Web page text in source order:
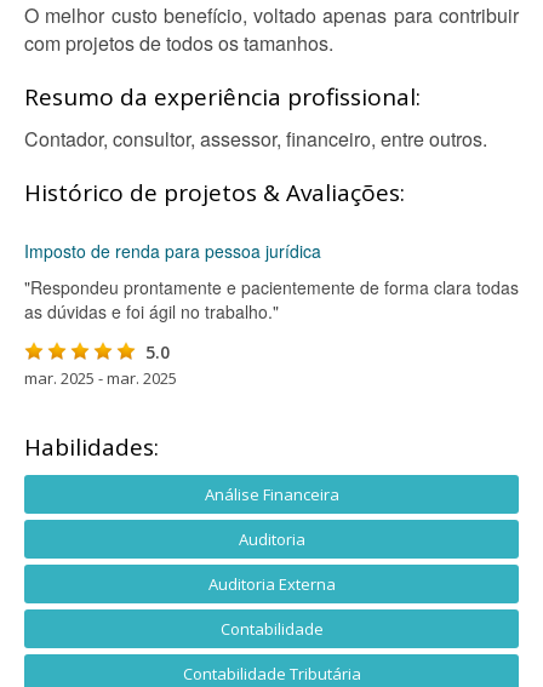
O melhor custo benefício, voltado apenas para contribuir
com projetos de todos os tamanhos.
Resumo da experiência profissional:
Contador, consultor, assessor, financeiro, entre outros.
Histórico de projetos & Avaliações:
Imposto de renda para pessoa jurídica
"Respondeu prontamente e pacientemente de forma clara todas
as dúvidas e foi ágil no trabalho."
5.0
mar. 2025 - mar. 2025
Habilidades:
Análise Financeira
Auditoria
Auditoria Externa
Contabilidade
Contabilidade Tributária